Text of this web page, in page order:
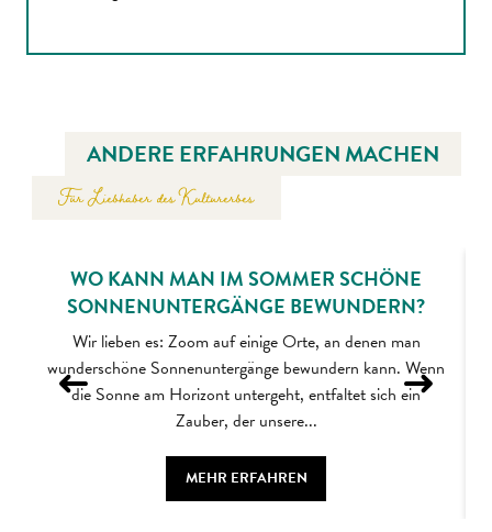
ANDERE ERFAHRUNGEN MACHEN
Für Liebhaber des Kulturerbes
WO KANN MAN IM SOMMER SCHÖNE
SONNENUNTERGÄNGE BEWUNDERN?
Wir lieben es: Zoom auf einige Orte, an denen man
wunderschöne Sonnenuntergänge bewundern kann. Wenn
die Sonne am Horizont untergeht, entfaltet sich ein
Zauber, der unsere...
MEHR ERFAHREN